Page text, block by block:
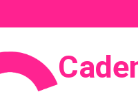
Radio Y Televisión